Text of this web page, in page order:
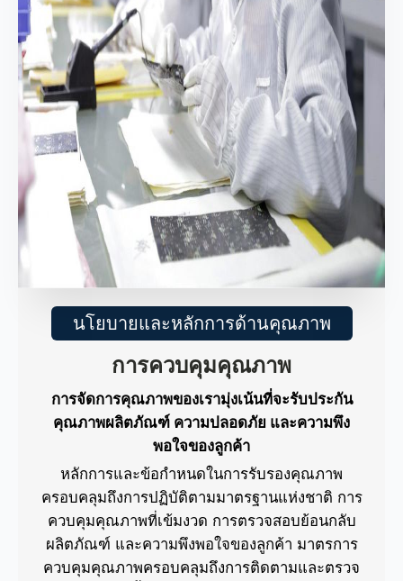
นโยบายและหลักการด้านคุณภาพ
การควบคุมคุณภาพ
การจัดการคุณภาพของเรามุ่งเน้นที่จะรับประกัน
คุณภาพผลิตภัณฑ์ ความปลอดภัย และความพึง
พอใจของลูกค้า
หลักการและข้อกำหนดในการรับรองคุณภาพ
ครอบคลุมถึงการปฏิบัติตามมาตรฐานแห่งชาติ การ
ควบคุมคุณภาพที่เข้มงวด การตรวจสอบย้อนกลับ
ผลิตภัณฑ์ และความพึงพอใจของลูกค้า มาตรการ
ควบคุมคุณภาพครอบคลุมถึงการติดตามและตรวจ